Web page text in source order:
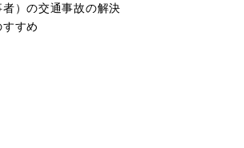
）の交通事故の解決
すめ